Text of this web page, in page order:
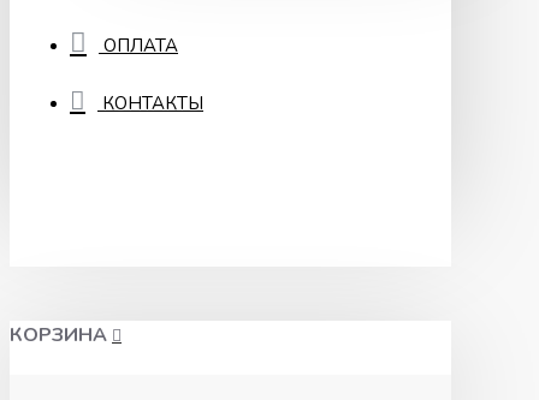
ОПЛАТА
КОНТАКТЫ
КОРЗИНА